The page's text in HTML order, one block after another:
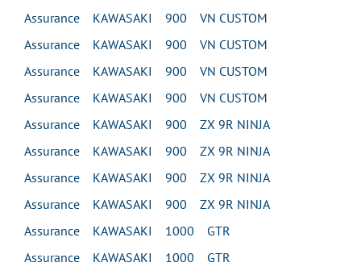
Assurance KAWASAKI 900 VN CUSTOM
Assurance KAWASAKI 900 VN CUSTOM
Assurance KAWASAKI 900 VN CUSTOM
Assurance KAWASAKI 900 VN CUSTOM
Assurance KAWASAKI 900 ZX 9R NINJA
Assurance KAWASAKI 900 ZX 9R NINJA
Assurance KAWASAKI 900 ZX 9R NINJA
Assurance KAWASAKI 900 ZX 9R NINJA
Assurance KAWASAKI 1000 GTR
Assurance KAWASAKI 1000 GTR